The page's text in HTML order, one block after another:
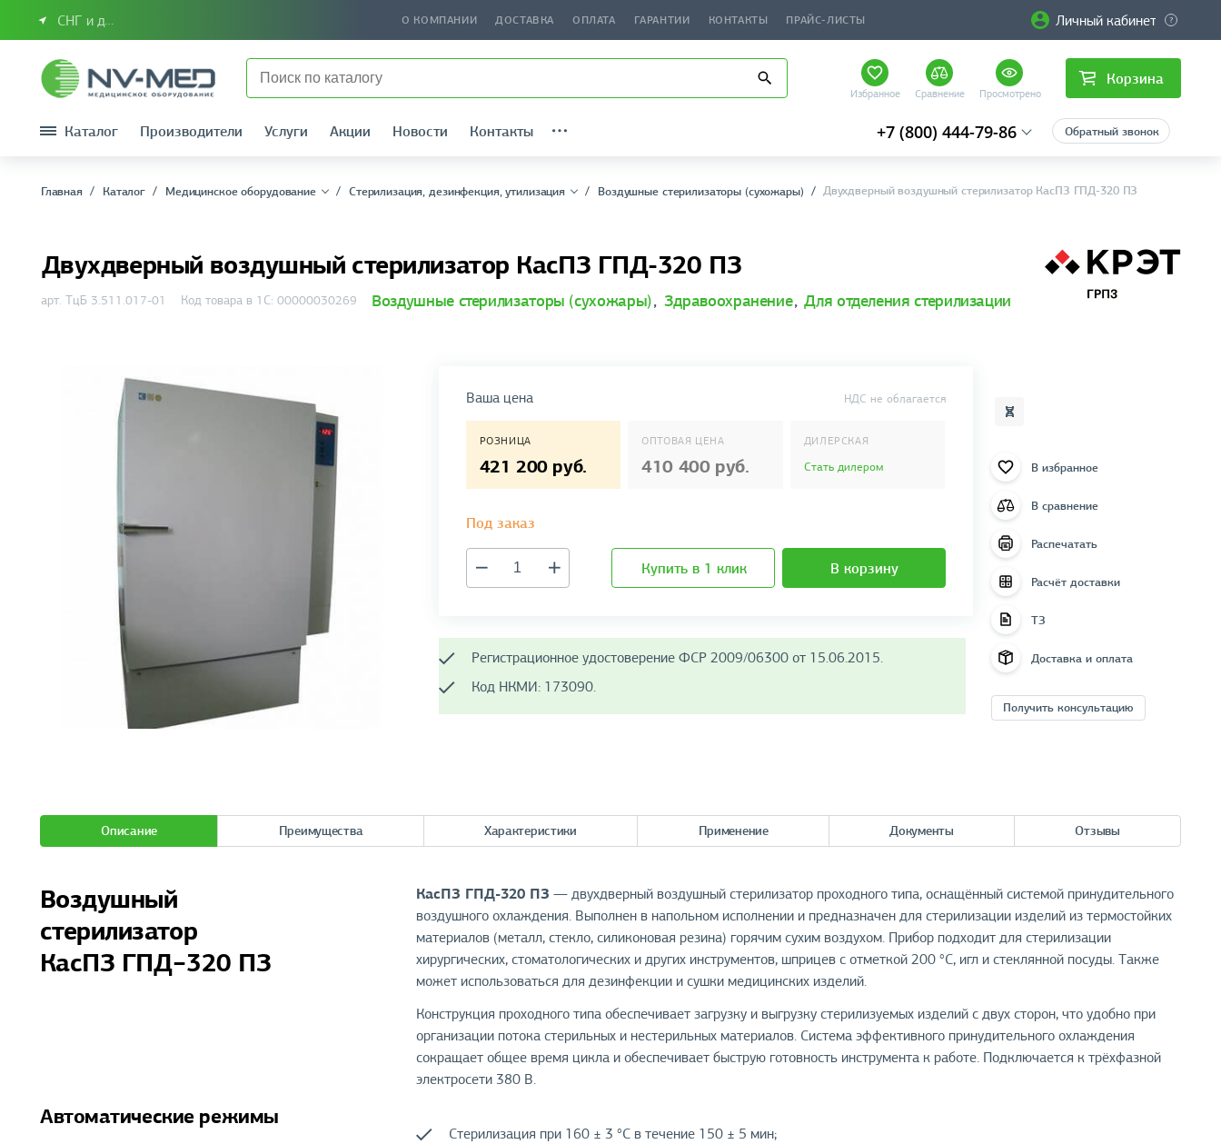
СНГ и другие страны О КОМПАНИИ ДОСТАВКА ОПЛАТА ГАРАНТИИ КОНТАКТЫ ПРАЙС-ЛИСТЫ Личный кабинет
Избранное Сравнение Просмотрено
Корзина
Каталог Производители Услуги Акции Новости Контакты +7 (800) 444-79-86 Обратный звонок
Главная Каталог Медицинское оборудование Стерилизация, дезинфекция, утилизация Воздушные стерилизаторы (сухожары) Двухдверный воздушный стерилизатор КасПЗ ГПД-320 ПЗ
Двухдверный воздушный стерилизатор КасПЗ ГПД-320 ПЗ
арт. ТцБ 3.511.017-01 Код товара в 1С: 00000030269 Воздушные стерилизаторы (сухожары), Здравоохранение, Для отделения стерилизации
Ваша цена НДС не облагается
РОЗНИЦА
421 200 руб.
ОПТОВАЯ ЦЕНА
410 400 руб.
ДИЛЕРСКАЯ
Стать дилером
Под заказ
Купить в 1 клик В корзину
Регистрационное удостоверение ФСР 2009/06300 от 15.06.2015.
Код НКМИ: 173090.
В избранное
В сравнение
Распечатать
Расчёт доставки
ТЗ
Доставка и оплата
Получить консультацию
Описание Преимущества Характеристики Применение Документы Отзывы
Воздушный
стерилизатор
КасПЗ ГПД−320 ПЗ
КасПЗ ГПД-320 ПЗ — двухдверный воздушный стерилизатор проходного типа, оснащённый системой принудительного
воздушного охлаждения. Выполнен в напольном исполнении и предназначен для стерилизации изделий из термостойких
материалов (металл, стекло, силиконовая резина) горячим сухим воздухом. Прибор подходит для стерилизации
хирургических, стоматологических и других инструментов, шприцев с отметкой 200 °С, игл и стеклянной посуды. Также
может использоваться для дезинфекции и сушки медицинских изделий.
Конструкция проходного типа обеспечивает загрузку и выгрузку стерилизуемых изделий с двух сторон, что удобно при
организации потока стерильных и нестерильных материалов. Система эффективного принудительного охлаждения
сокращает общее время цикла и обеспечивает быструю готовность инструмента к работе. Подключается к трёхфазной
электросети 380 В.
Автоматические режимы
Стерилизация при 160 ± 3 °C в течение 150 ± 5 мин;